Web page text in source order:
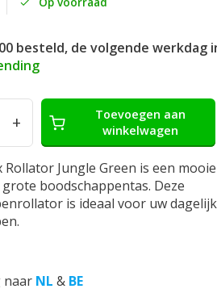
besteld, de volgende werkdag
+
Toevoegen aan
winkelwagen
Rollator Jungle Green is een
boodschappentas. Deze
is ideaal voor uw
naar NL & BE